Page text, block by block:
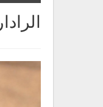
الرادار